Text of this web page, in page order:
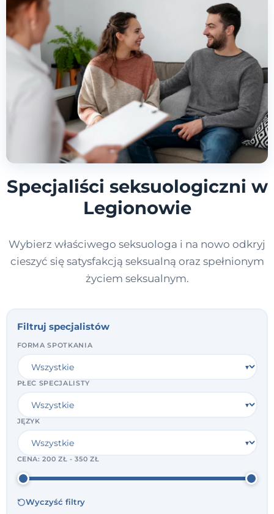
Specjaliści seksuologiczni w
Legionowie
Wybierz właściwego seksuologa i na nowo odkryj
cieszyć się satysfakcją seksualną oraz spełnionym
życiem seksualnym.
Filtruj specjalistów
FORMA SPOTKANIA
PŁEĆ SPECJALISTY
JĘZYK
CENA:200 ZŁ - 350 ZŁ
Wyczyść filtry